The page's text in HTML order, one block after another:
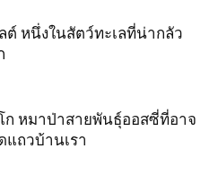
ต์ หนึ่งในสัตว์ทะเลที่น่ากลัว
ก หมาป่าสายพันธุ์ออสซี่ที่อาจ
แถวบ้านเรา